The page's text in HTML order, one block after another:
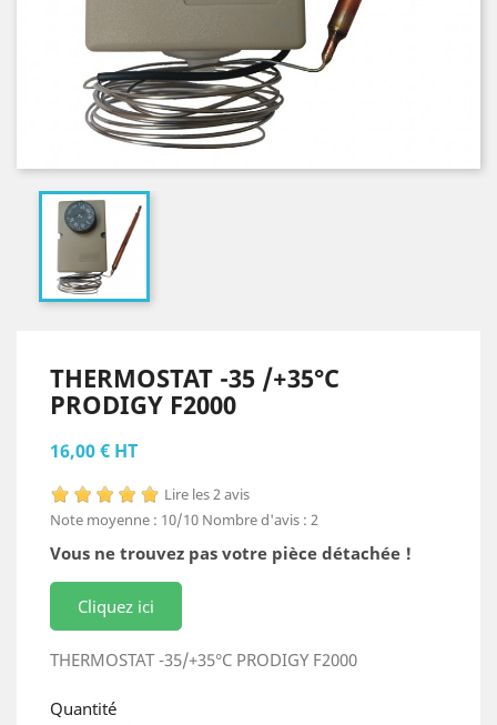
THERMOSTAT -35 /+35°C
PRODIGY F2000
16,00 € HT
Lire les 2 avis
Note moyenne : 10/10 Nombre d'avis : 2
Vous ne trouvez pas votre pièce détachée !
Cliquez ici
THERMOSTAT -35/+35°C PRODIGY F2000
Quantité